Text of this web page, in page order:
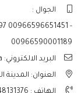
الجوال :
00966596651451 -
00966590001189
البريد الالكتروني: INFO@NFH.com.sa
العنوان: المدينة